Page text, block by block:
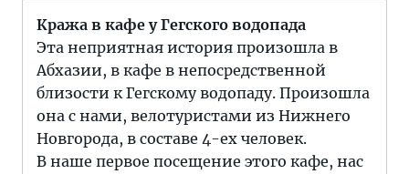
Кража в кафе у Гегского водопада
Эта неприятная история произошла в
Абхазии, в кафе в непосредственной
близости к Гегскому водопаду. Произошла
она с нами, велотуристами из Нижнего
Новгорода, в составе 4-ех человек.
В наше первое посещение этого кафе, нас